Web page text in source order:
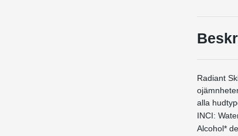
Radiant
alla
INCI:
Alcohol*